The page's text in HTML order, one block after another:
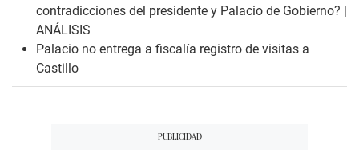
contradicciones del presidente y Palacio de Gobierno? |
ANÁLISIS
Palacio no entrega a fiscalía registro de visitas a
Castillo